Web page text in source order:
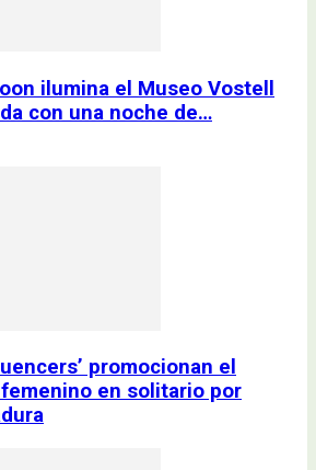
ilumina el Museo Vostell
con una noche de…
promocionan el
en solitario por